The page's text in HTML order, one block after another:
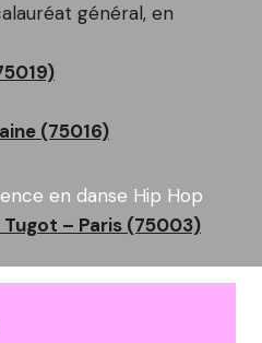
général, en
(75016)
en danse Hip Hop
Tugot – Paris (75003)